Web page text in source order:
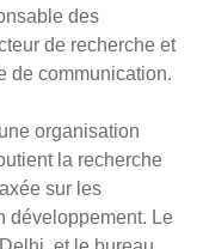
des
de recherche et
de communication.
organisation
la recherche
sur les
développement. Le